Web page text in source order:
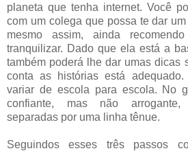
planeta que tenha internet. Você
com um colega que possa te dar
mesmo assim, ainda
tranquilizar. Dado que ela está a
também poderá lhe dar umas dicas
conta as histórias está
variar de escola para escola. No
confiante, mas não arrogante,
separadas por uma linha tênue.
Seguindos esses três passos